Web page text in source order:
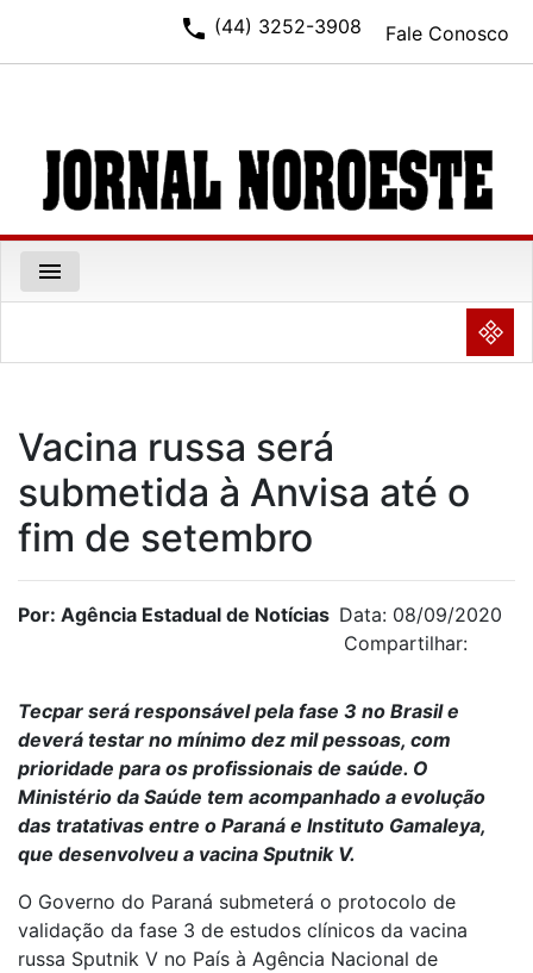
Fale Conosco
phone (44) 3252-3908
menu
NULL
Vacina russa será
submetida à Anvisa até o
fim de setembro
Por: Agência Estadual de Notícias Data: 08/09/2020
Compartilhar:
Tecpar será responsável pela fase 3 no Brasil e
deverá testar no mínimo dez mil pessoas, com
prioridade para os profissionais de saúde. O
Ministério da Saúde tem acompanhado a evolução
das tratativas entre o Paraná e Instituto Gamaleya,
que desenvolveu a vacina Sputnik V.
O Governo do Paraná submeterá o protocolo de
validação da fase 3 de estudos clínicos da vacina
russa Sputnik V no País à Agência Nacional de